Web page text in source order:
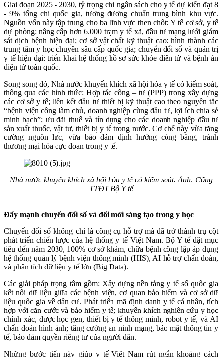
Giai đoạn 2025 - 2030, tỷ trọng chi ngân sách cho y tế dự kiến đạt 8
- 9% tổng chi quốc gia, tương đương chuẩn trung bình khu vực.
Nguồn vốn này tập trung cho ba lĩnh vực then chốt: Y tế cơ sở, y tế
dự phòng: nâng cấp hơn 6.000 trạm y tế xã, đầu tư mạng lưới giám
sát dịch bệnh hiện đại; cơ sở vật chất kỹ thuật cao: hình thành các
trung tâm y học chuyên sâu cấp quốc gia; chuyển đổi số và quản trị
y tế hiện đại: triển khai hệ thống hồ sơ sức khỏe điện tử và bệnh án
điện tử toàn quốc.
Song song đó, Nhà nước khuyến khích xã hội hóa y tế có kiểm soát,
thông qua các hình thức: Hợp tác công – tư (PPP) trong xây dựng
các cơ sở y tế; liên kết đầu tư thiết bị kỹ thuật cao theo nguyên tắc
“bệnh viện công làm chủ, doanh nghiệp cùng đầu tư, lợi ích chia sẻ
minh bạch”; ưu đãi thuế và tín dụng cho các doanh nghiệp đầu tư
sản xuất thuốc, vật tư, thiết bị y tế trong nước. Cơ chế này vừa tăng
cường nguồn lực, vừa bảo đảm định hướng công bằng, tránh
thương mại hóa cực đoan trong y tế.
Nhà nước khuyến khích xã hội hóa y tế có kiểm soát. Ảnh: Cổng
TTĐT Bộ Y tế
Đẩy mạnh chuyển đổi số và đổi mới sáng tạo trong y học
Chuyển đổi số không chỉ là công cụ hỗ trợ mà đã trở thành trụ cột
phát triển chiến lược của hệ thống y tế Việt Nam. Bộ Y tế đặt mục
tiêu đến năm 2030, 100% cơ sở khám, chữa bệnh công lập áp dụng
hệ thống quản lý bệnh viện thông minh (HIS), AI hỗ trợ chẩn đoán,
và phân tích dữ liệu y tế lớn (Big Data).
Các giải pháp trọng tâm gồm: Xây dựng nền tảng y tế số quốc gia
kết nối dữ liệu giữa các bệnh viện, cơ quan bảo hiểm và cơ sở dữ
liệu quốc gia về dân cư. Phát triển mã định danh y tế cá nhân, tích
hợp với căn cước và bảo hiểm y tế; khuyến khích nghiên cứu y học
chính xác, dược học gen, thiết bị y tế thông minh, robot y tế, và AI
chẩn đoán hình ảnh; tăng cường an ninh mạng, bảo mật thông tin y
tế, bảo đảm quyền riêng tư của người dân.
Những bước tiến này giúp y tế Việt Nam rút ngắn khoảng cách